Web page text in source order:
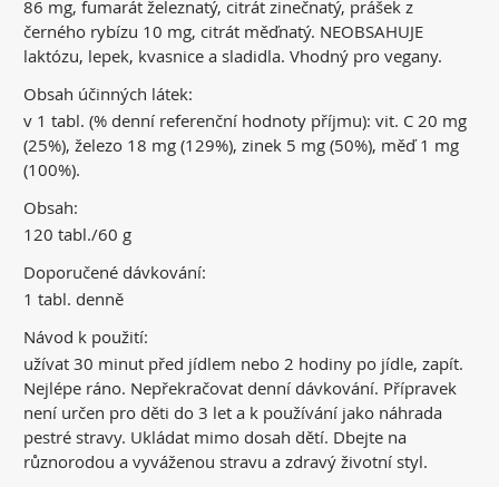
86 mg, fumarát železnatý, citrát zinečnatý, prášek z
černého rybízu 10 mg, citrát měďnatý. NEOBSAHUJE
laktózu, lepek, kvasnice a sladidla. Vhodný pro vegany.
Obsah účinných látek:
v 1 tabl. (% denní referenční hodnoty příjmu): vit. C 20 mg
(25%), železo 18 mg (129%), zinek 5 mg (50%), měď 1 mg
(100%).
Obsah:
120 tabl./60 g
Doporučené dávkování:
1 tabl. denně
Návod k použití:
užívat 30 minut před jídlem nebo 2 hodiny po jídle, zapít.
Nejlépe ráno. Nepřekračovat denní dávkování. Přípravek
není určen pro děti do 3 let a k používání jako náhrada
pestré stravy. Ukládat mimo dosah dětí. Dbejte na
různorodou a vyváženou stravu a zdravý životní styl.